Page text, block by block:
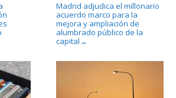
Madrid adjudica el millonario
acuerdo marco para la
mejora y ampliación de
alumbrado público de la
capital →